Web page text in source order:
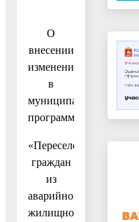
О
внесении
изменений
в
муниципальную
программу
«Переселение
граждан
из
аварийного
жилищного